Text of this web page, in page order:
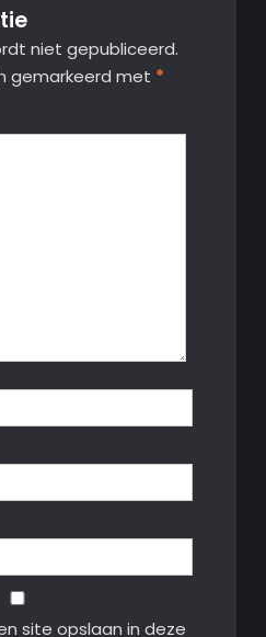
niet gepubliceerd.
gemarkeerd met *
site opslaan in deze